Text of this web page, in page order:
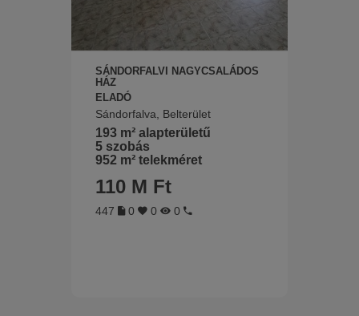
SÁNDORFALVI NAGYCSALÁDOS
HÁZ
ELADÓ
Sándorfalva, Belterület
193 m² alapterületű
5 szobás
952 m² telekméret
110 M Ft
447 0 0 0